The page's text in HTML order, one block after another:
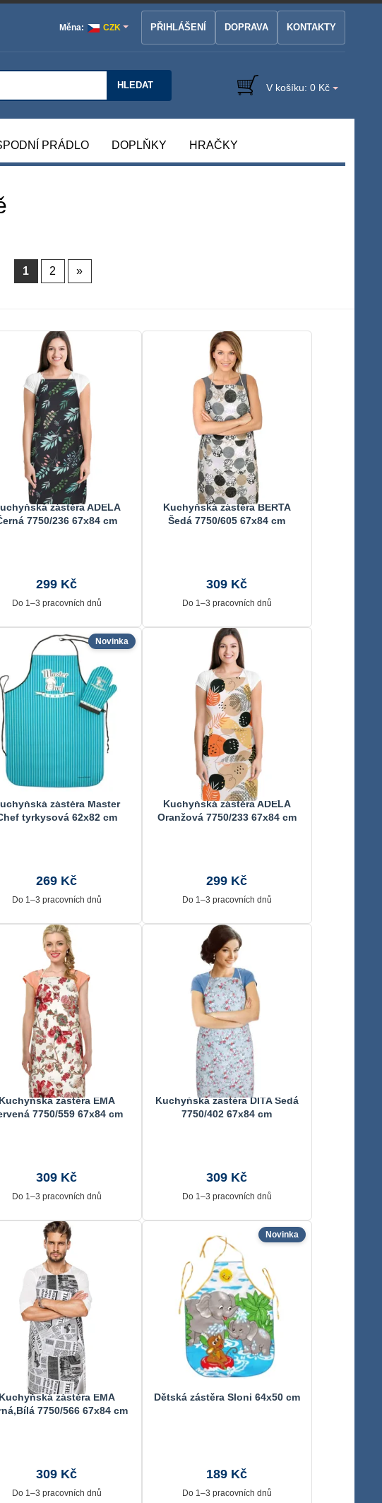
Měna: CZK PŘIHLÁŠENÍ DOPRAVA KONTAKTY
HLEDAT V košíku: 0 Kč
PRÁDLO DOPLŇKY HRAČKY
1 2 »
zástěra ADÉLA
7750/236 67x84 cm
299 Kč
Do 1–3 pracovních dnů
Kuchyňská zástěra BERTA
Šedá 7750/605 67x84 cm
309 Kč
Do 1–3 pracovních dnů
zástěra Master
tyrkysová 62x82 cm
Novinka
269 Kč
Do 1–3 pracovních dnů
Kuchyňská zástěra ADÉLA
Oranžová 7750/233 67x84 cm
299 Kč
Do 1–3 pracovních dnů
Kuchyňská zástěra EMA
7750/559 67x84 cm
309 Kč
Do 1–3 pracovních dnů
Kuchyňská zástěra DITA Šedá
7750/402 67x84 cm
309 Kč
Do 1–3 pracovních dnů
Kuchyňská zástěra EMA
7750/566 67x84 cm
309 Kč
Do 1–3 pracovních dnů
Dětská zástěra Sloni 64x50 cm
Novinka
189 Kč
Do 1–3 pracovních dnů